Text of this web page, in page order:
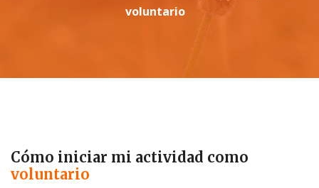
voluntario
Cómo iniciar mi actividad como
voluntario